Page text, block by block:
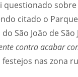
questionado
citado o
São João de São
contra acabar
nas zona